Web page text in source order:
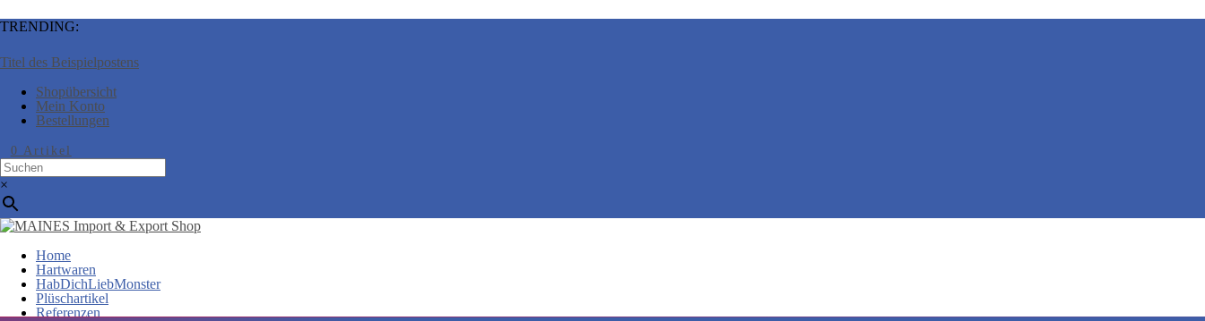
TRENDING:
Titel des Beispielpostens
Shopübersicht
Mein Konto
Bestellungen
0 Artikel
×
Home
Hartwaren
HabDichLiebMonster
Plüschartikel
Referenzen